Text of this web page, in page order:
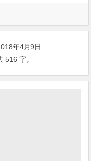
年4月9日
516 字。